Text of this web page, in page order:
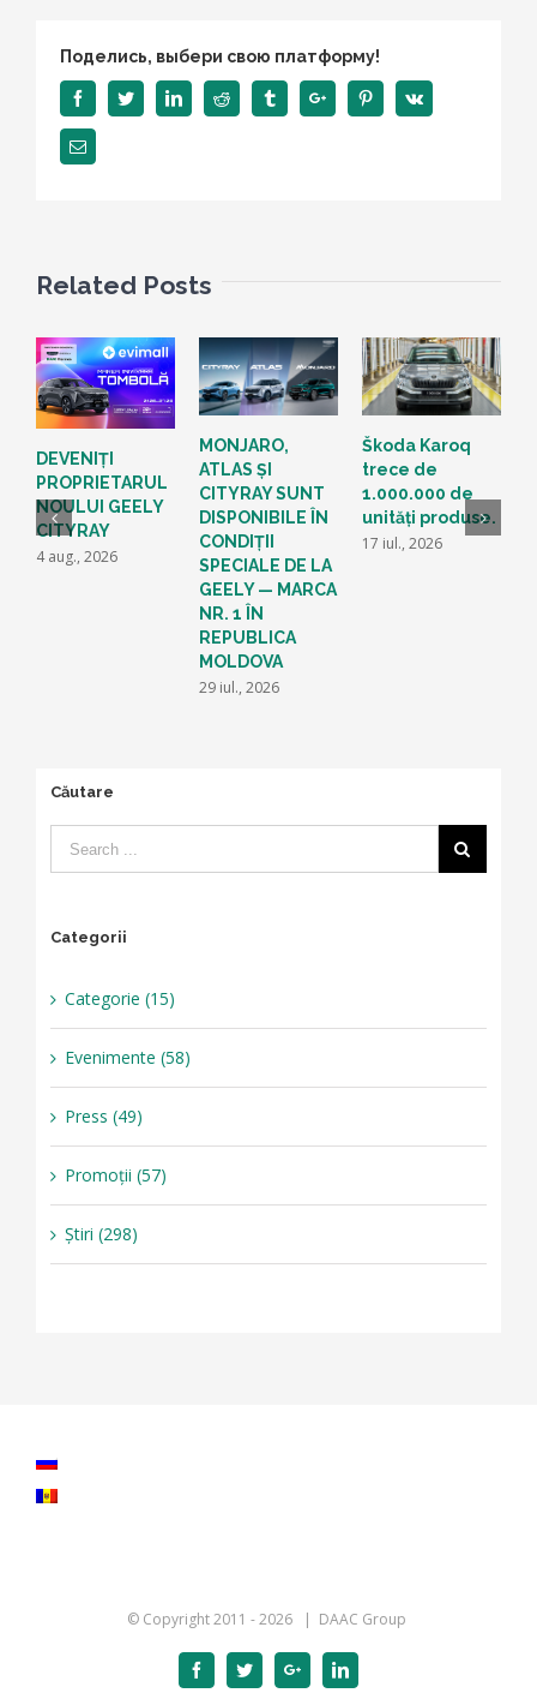
Поделись, выбери свою платформу!
FacebookTwitterLinkedinReddit TumblrGoogle+ PinterestVk
Email
Related Posts
DEVENIȚI
PROPRIETARUL
NOULUI GEELY
CITYRAY
4 aug., 2026
MONJARO,
ATLAS ȘI
CITYRAY SUNT
DISPONIBILE ÎN
CONDIȚII
SPECIALE DE LA
GEELY — MARCA
NR. 1 ÎN
REPUBLICA
MOLDOVA
29 iul., 2026
Škoda Karoq
trece de
1.000.000 de
unități produse.
17 iul., 2026
Căutare
Categorii
Categorie (15)
Evenimente (58)
Press (49)
Promoții (57)
Știri (298)
© Copyright 2011 -2026 | DAAC Group
FacebookTwitterGoogle+Linkedin